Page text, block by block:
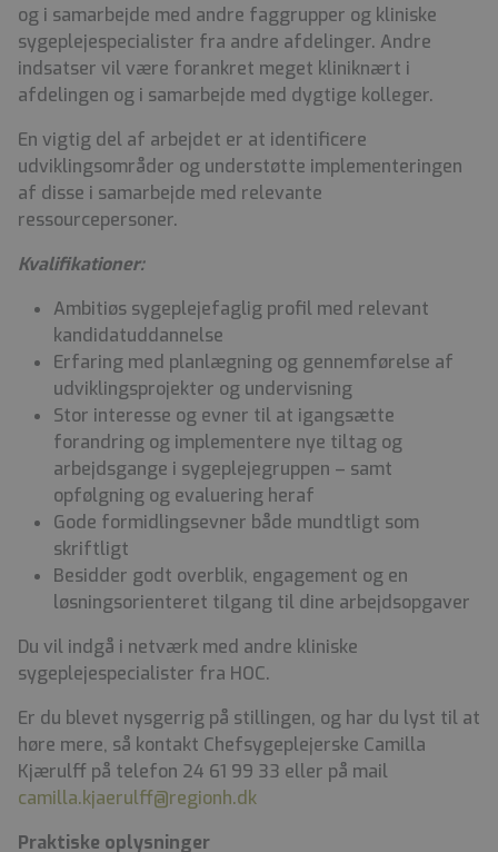
og i samarbejde med andre faggrupper og kliniske
sygeplejespecialister fra andre afdelinger. Andre
indsatser vil være forankret meget kliniknært i
afdelingen og i samarbejde med dygtige kolleger.
En vigtig del af arbejdet er at identificere
udviklingsområder og understøtte implementeringen
af disse i samarbejde med relevante
ressourcepersoner.
Kvalifikationer:
Ambitiøs sygeplejefaglig profil med relevant
kandidatuddannelse
Erfaring med planlægning og gennemførelse af
udviklingsprojekter og undervisning
Stor interesse og evner til at igangsætte
forandring og implementere nye tiltag og
arbejdsgange i sygeplejegruppen – samt
opfølgning og evaluering heraf
Gode formidlingsevner både mundtligt som
skriftligt
Besidder godt overblik, engagement og en
løsningsorienteret tilgang til dine arbejdsopgaver
Du vil indgå i netværk med andre kliniske
sygeplejespecialister fra HOC.
Er du blevet nysgerrig på stillingen, og har du lyst til at
høre mere, så kontakt Chefsygeplejerske Camilla
Kjærulff på telefon 24 61 99 33 eller på mail
camilla.kjaerulff@regionh.dk
Praktiske oplysninger